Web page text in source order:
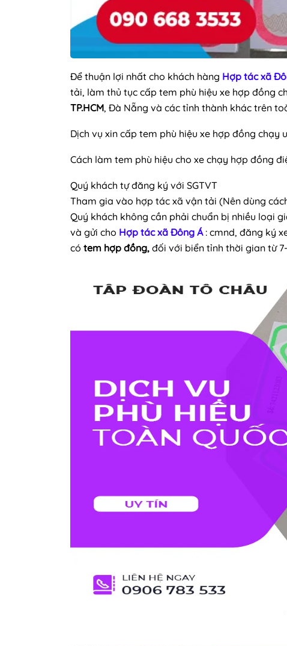
Để thuận lợi nhất cho khách hàng Hợp tác xã
tải, làm thủ tục cấp tem phù hiệu xe hợp đồng
TP.HCM, Đà Nẵng và các tỉnh thành khác trên
Dịch vụ xin cấp tem phù hiệu xe hợp đồng chạy
Cách làm tem phù hiệu cho xe chạy hợp đồng
Quý khách tự đăng ký với SGTVT
Tham gia vào hợp tác xã vận tải (Nên dùng
Quý khách không cần phải chuẩn bị nhiều loại
và gửi cho Hợp tác xã Đông Á: cmnd, đăng ký
có tem hợp đồng, đối với biển tỉnh thời gian từ